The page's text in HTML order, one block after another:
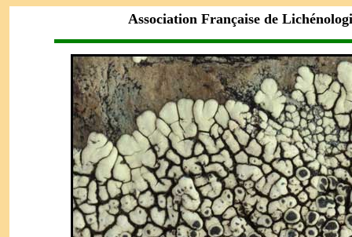
Association Française de